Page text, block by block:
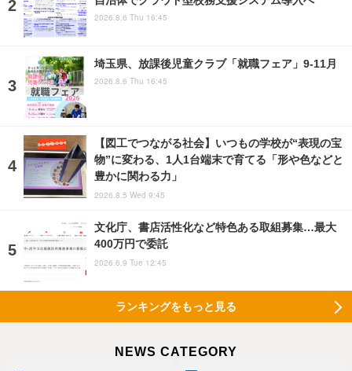
2026.8.6 Thu 16:45
埼玉県、放課後児童クラブ「就職フェア」9-11月
2026.8.6 Thu 16:45
【図工でつながる社会】いつもの学校が“表現の宝
物”に変わる、1人1台端末で育てる「形や色などと
豊かに関わる力」
2026.8.5 Wed 9:45
文化庁、書店活性化など特色ある取組募集…最大
400万円で委託
2026.6.9 Tue 12:45
ランキングをもっと見る
NEWS CATEGORY